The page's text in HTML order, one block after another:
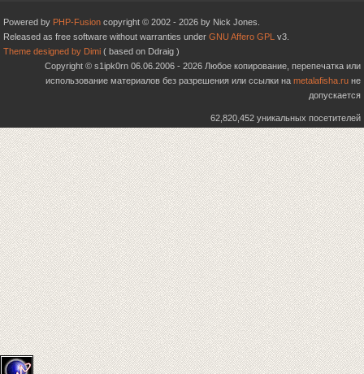
Powered by PHP-Fusion copyright © 2002 - 2026 by Nick Jones.
Released as free software without warranties under GNU Affero GPL v3.
Theme designed by Dimi ( based on Ddraig )
Copyright © s1ipk0rn 06.06.2006 - 2026 Любое копирование, перепечатка или
использование материалов без разрешения или ссылки на metalafisha.ru не
допускается
62,820,452 уникальных посетителей